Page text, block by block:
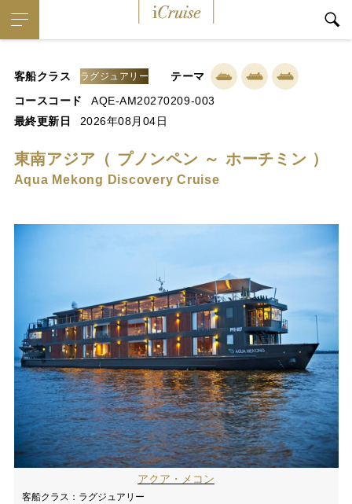
客船クラス ラグジュアリー
テーマ
コースコード
AQE-AM20270209-003
最終更新日
2026年08月04日
東南アジア（ プノンペン ～ ホーチミン ）
Aqua Mekong Discovery Cruise
アクア・メコン
客船クラス： ラグジュアリー